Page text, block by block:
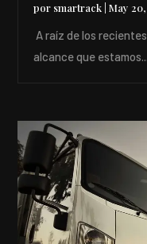
por smartrack |May 20,
A raíz de los
alcance que estamos...